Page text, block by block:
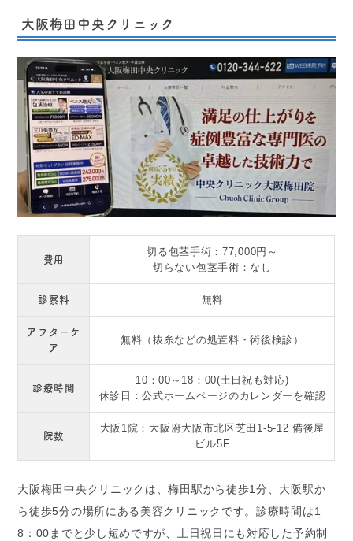
大阪梅田中央クリニック
費用
切る包茎手術：77,000円～
切らない包茎手術：なし
診察料 無料
アフターケ
ア
無料（抜糸などの処置料・術後検診）
診療時間
10：00～18：00(土日祝も対応)
休診日：公式ホームページのカレンダーを確認
院数
大阪1院：大阪府大阪市北区芝田1-5-12 備後屋
ビル5F
大阪梅田中央クリニックは、梅田駅から徒歩1分、大阪駅か
ら徒歩5分の場所にある美容クリニックです。診療時間は1
8：00までと少し短めですが、土日祝日にも対応した予約制